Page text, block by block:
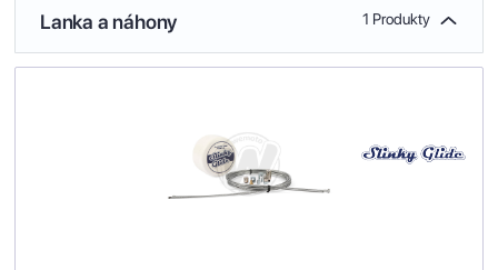
Lanka a náhony 1 Produkty